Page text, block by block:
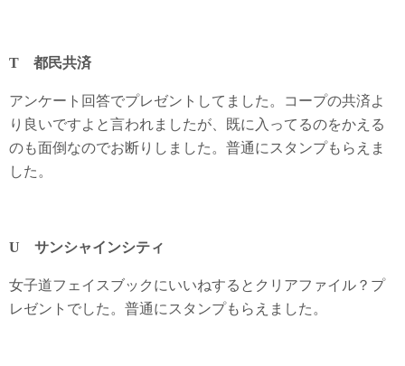
T 都民共済
アンケート回答でプレゼントしてました。コープの共済よ
り良いですよと言われましたが、既に入ってるのをかえる
のも面倒なのでお断りしました。普通にスタンプもらえま
した。
U サンシャインシティ
女子道フェイスブックにいいねするとクリアファイル？プ
レゼントでした。普通にスタンプもらえました。